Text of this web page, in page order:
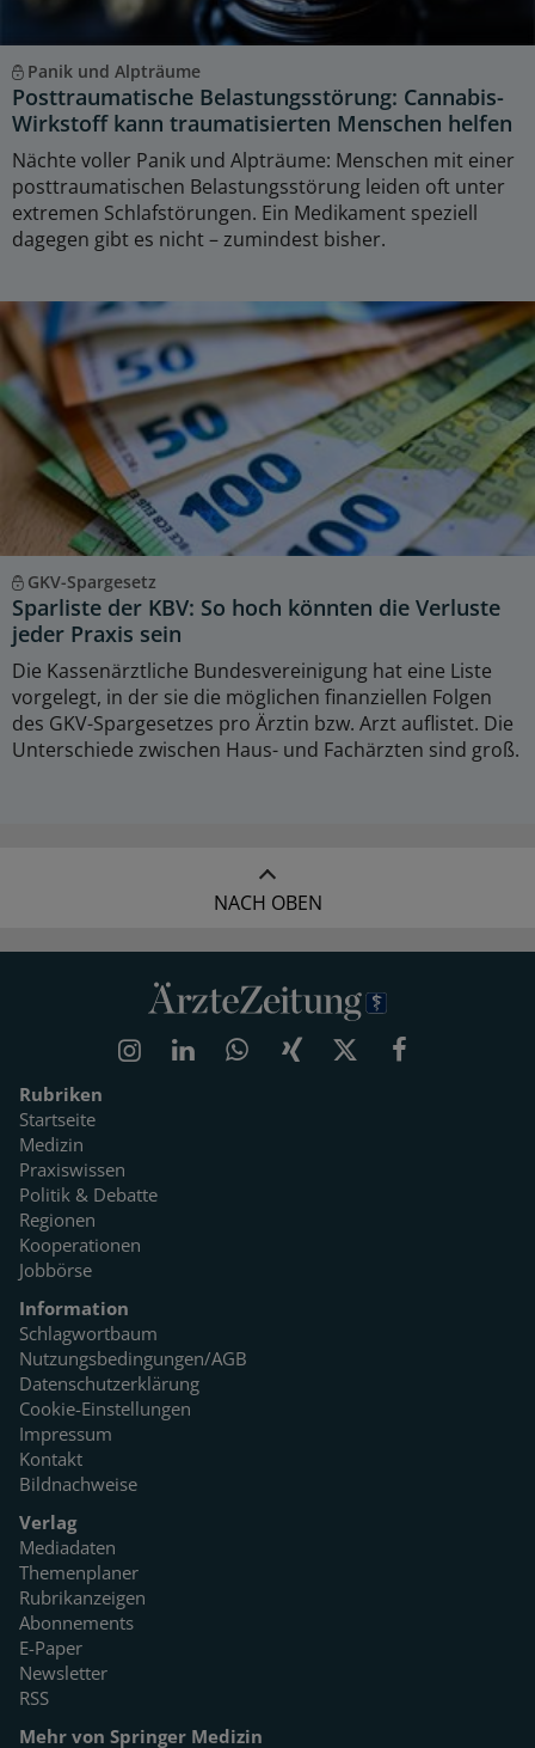
Panik und Alpträume
Posttraumatische Belastungsstörung: Cannabis-
Wirkstoff kann traumatisierten Menschen helfen
Nächte voller Panik und Alpträume: Menschen mit einer
posttraumatischen Belastungsstörung leiden oft unter
extremen Schlafstörungen. Ein Medikament speziell
dagegen gibt es nicht – zumindest bisher.
GKV-Spargesetz
Sparliste der KBV: So hoch könnten die Verluste
jeder Praxis sein
Die Kassenärztliche Bundesvereinigung hat eine Liste
vorgelegt, in der sie die möglichen finanziellen Folgen
des GKV-Spargesetzes pro Ärztin bzw. Arzt auflistet. Die
Unterschiede zwischen Haus- und Fachärzten sind groß.
NACH OBEN
Rubriken
Startseite
Medizin
Praxiswissen
Politik & Debatte
Regionen
Kooperationen
Jobbörse
Information
Schlagwortbaum
Nutzungsbedingungen/AGB
Datenschutzerklärung
Cookie-Einstellungen
Impressum
Kontakt
Bildnachweise
Verlag
Mediadaten
Themenplaner
Rubrikanzeigen
Abonnements
E-Paper
Newsletter
RSS
Mehr von Springer Medizin